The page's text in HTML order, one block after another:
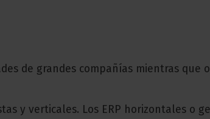
de grandes compañías mientras que
y verticales. Los ERP horizontales o